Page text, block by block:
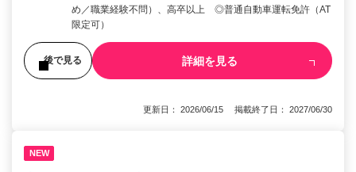
め／職業経験不問）、高卒以上 ◎普通自動車運転免許（AT
限定可）
後で見る 詳細を見る
更新日： 2026/06/15 掲載終了日： 2027/06/30
NEW